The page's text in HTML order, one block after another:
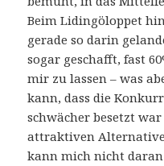
Beim Lidingöloppet
gerade so darin
sogar geschafft, fast
mir zu lassen – was
kann, dass die
schwächer besetzt
attraktiven
kann mich nicht